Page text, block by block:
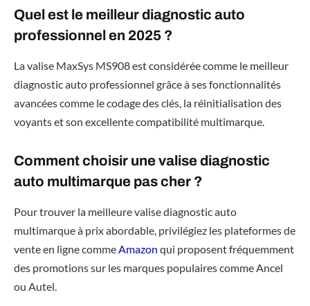
Quel est le meilleur diagnostic auto
professionnel en 2025 ?
La valise MaxSys MS908 est considérée comme le meilleur
diagnostic auto professionnel grâce à ses fonctionnalités
avancées comme le codage des clés, la réinitialisation des
voyants et son excellente compatibilité multimarque.
Comment choisir une valise diagnostic
auto multimarque pas cher ?
Pour trouver la meilleure valise diagnostic auto
multimarque à prix abordable, privilégiez les plateformes de
vente en ligne commeAmazon qui proposent fréquemment
des promotions sur les marques populaires comme Ancel
ou Autel.